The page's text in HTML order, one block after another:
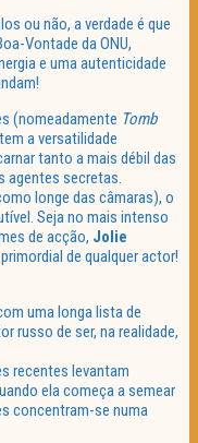
ou não, a verdade é que
Vontade da ONU,
e uma autenticidade
(nomeadamente Tomb
a versatilidade
tanto a mais débil das
agentes secretas.
longe das câmaras), o
Seja no mais intenso
de acção, Jolie
de qualquer actor!
uma longa lista de
russo de ser, na realidade,
recentes levantam
ela começa a semear
concentram-se numa